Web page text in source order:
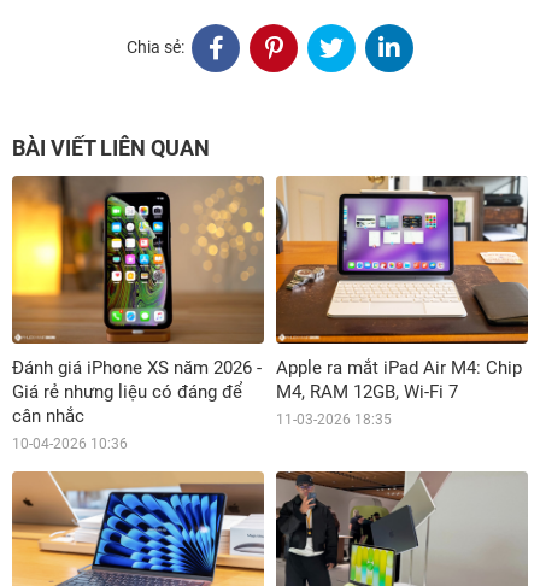
Chia sẻ:
BÀI VIẾT LIÊN QUAN
Đánh giá iPhone XS năm 2026 -
Giá rẻ nhưng liệu có đáng để
cân nhắc
10-04-2026 10:36
Apple ra mắt iPad Air M4: Chip
M4, RAM 12GB, Wi-Fi 7
11-03-2026 18:35